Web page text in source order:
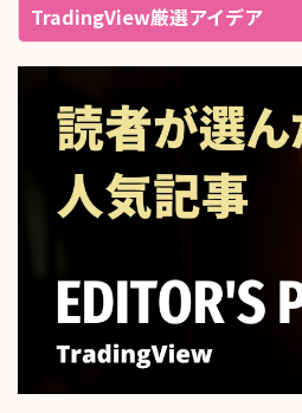
TradingView厳選アイデア